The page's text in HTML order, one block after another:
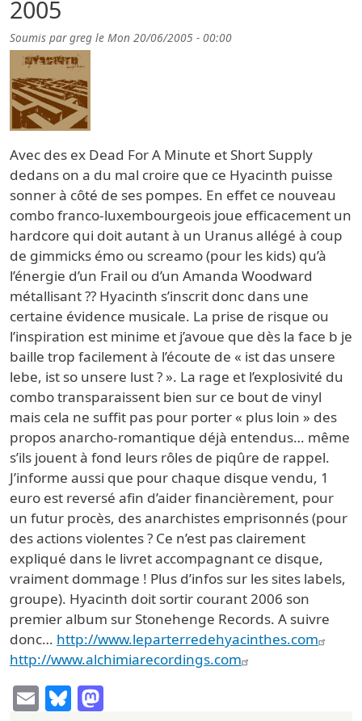
2005
Soumis pargreg le Mon 20/06/2005 - 00:00
Avec des ex Dead For A Minute et Short Supply
dedans on a du mal croire que ce Hyacinth puisse
sonner à côté de ses pompes. En effet ce nouveau
combo franco-luxembourgeois joue efficacement un
hardcore qui doit autant à un Uranus allégé à coup
de gimmicks émo ou screamo (pour les kids) qu’à
l’énergie d’un Frail ou d’un Amanda Woodward
métallisant ?? Hyacinth s’inscrit donc dans une
certaine évidence musicale. La prise de risque ou
l’inspiration est minime et j’avoue que dès la face b je
baille trop facilement à l’écoute de « ist das unsere
lebe, ist so unsere lust ? ». La rage et l’explosivité du
combo transparaissent bien sur ce bout de vinyl
mais cela ne suffit pas pour porter « plus loin » des
propos anarcho-romantique déjà entendus… même
s’ils jouent à fond leurs rôles de piqûre de rappel.
J’informe aussi que pour chaque disque vendu, 1
euro est reversé afin d’aider financièrement, pour
un futur procès, des anarchistes emprisonnés (pour
des actions violentes ? Ce n’est pas clairement
expliqué dans le livret accompagnant ce disque,
vraiment dommage ! Plus d’infos sur les sites labels,
groupe). Hyacinth doit sortir courant 2006 son
premier album sur Stonehenge Records. A suivre
donc… http://www.leparterredehyacinthes.com
http://www.alchimiarecordings.com
EmailBluesky